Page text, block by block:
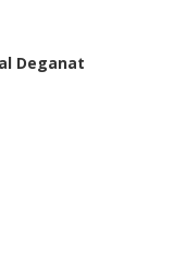
Deganat